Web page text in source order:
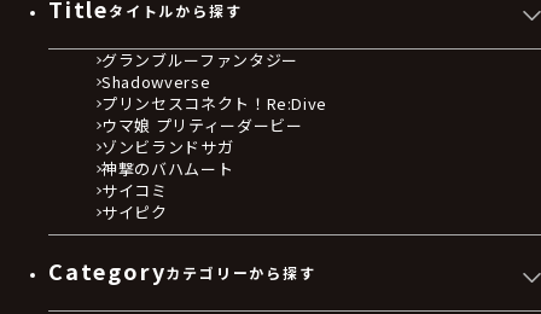
Titleタイトルから探す
グランブルーファンタジー
Shadowverse
プリンセスコネクト！Re:Dive
ウマ娘 プリティーダービー
ゾンビランドサガ
神撃のバハムート
サイコミ
サイピク
Categoryカテゴリーから探す